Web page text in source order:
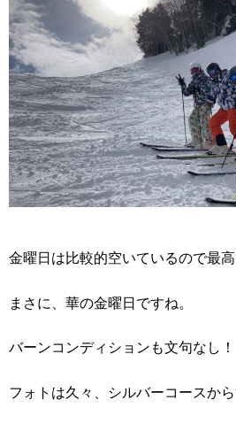
金曜日は比較的空いているので最高
まさに、華の金曜日ですね。
バーンコンディションも文句なし！
フォトは久々、シルバーコースから